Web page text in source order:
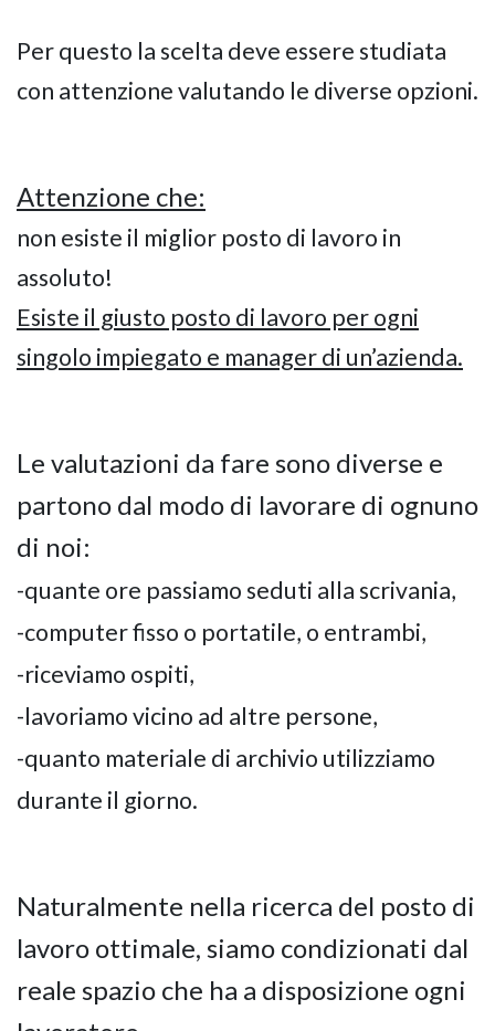
Per questo la scelta deve essere studiata
con attenzione valutando le diverse opzioni.
Attenzione che:
non esiste il miglior posto di lavoro in
assoluto!
Esiste il giusto posto di lavoro per ogni
singolo impiegato e manager di un’azienda.
Le valutazioni da fare sono diverse e
partono dal modo di lavorare di ognuno
di noi:
-quante ore passiamo seduti alla scrivania,
-computer fisso o portatile, o entrambi,
-riceviamo ospiti,
-lavoriamo vicino ad altre persone,
-quanto materiale di archivio utilizziamo
durante il giorno.
Naturalmente nella ricerca del posto di
lavoro ottimale, siamo condizionati dal
reale spazio che ha a disposizione ogni